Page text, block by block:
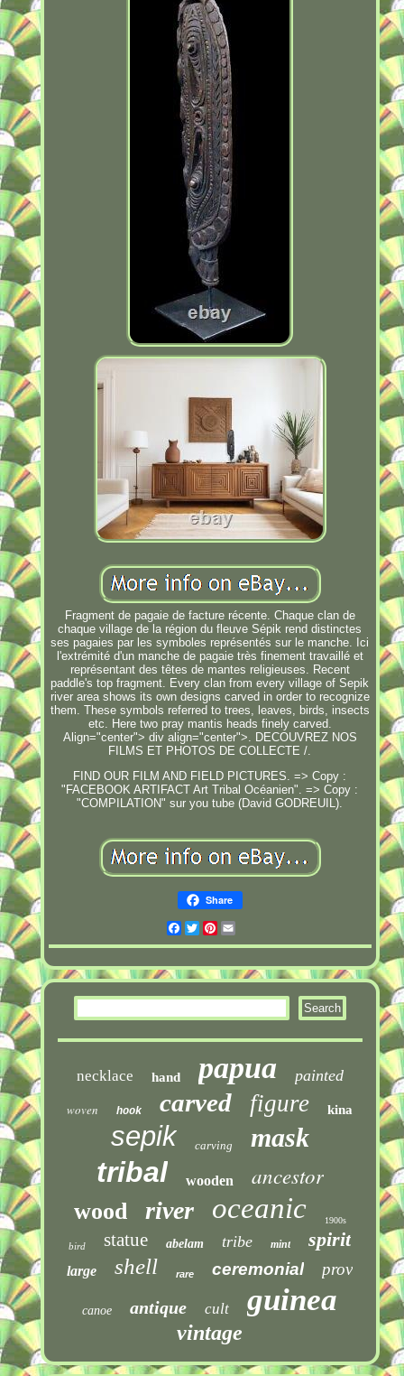
Fragment de pagaie de facture récente. Chaque clan de
chaque village de la région du fleuve Sépik rend distinctes
ses pagaies par les symboles représentés sur le manche. Ici
l'extrémité d'un manche de pagaie très finement travaillé et
représentant des têtes de mantes religieuses. Recent
paddle's top fragment. Every clan from every village of Sepik
river area shows its own designs carved in order to recognize
them. These symbols referred to trees, leaves, birds, insects
etc. Here two pray mantis heads finely carved.
Align="center"> div align="center">. DECOUVREZ NOS
FILMS ET PHOTOS DE COLLECTE /.
FIND OUR FILM AND FIELD PICTURES. => Copy :
"FACEBOOK ARTIFACT Art Tribal Océanien". => Copy :
"COMPILATION" sur you tube (David GODREUIL).
Share
Facebook
TwitterPinterest
necklace hand papua painted
woven hook carved figure kina
sepik carving mask
tribal wooden ancestor
wood river oceanic 1900s
bird statue abelam tribe mint spirit
large shell rare ceremonial prov
canoe antique cult guinea
vintage